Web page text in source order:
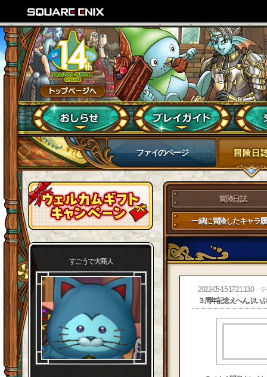
ファイのページ
すごうで大商人
冒険日誌
一緒に冒険したキャラ
2022-05-15 17:21:13.0 テ
３周年記念えへんぷい